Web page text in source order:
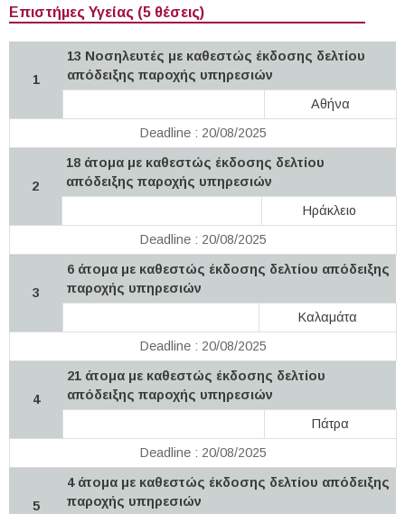
Επιστήμες Υγείας (5 θέσεις)
1
13 Νοσηλευτές με καθεστώς έκδοσης δελτίου
απόδειξης παροχής υπηρεσιών
Αθήνα
Deadline : 20/08/2025
2
18 άτομα με καθεστώς έκδοσης δελτίου
απόδειξης παροχής υπηρεσιών
Ηράκλειο
Deadline : 20/08/2025
3
6 άτομα με καθεστώς έκδοσης δελτίου απόδειξης
παροχής υπηρεσιών
Καλαμάτα
Deadline : 20/08/2025
4
21 άτομα με καθεστώς έκδοσης δελτίου
απόδειξης παροχής υπηρεσιών
Πάτρα
Deadline : 20/08/2025
5
4 άτομα με καθεστώς έκδοσης δελτίου απόδειξης
παροχής υπηρεσιών